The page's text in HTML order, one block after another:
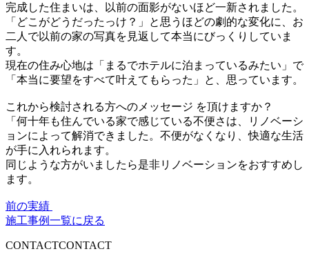
完成した住まいは、以前の面影がないほど一新されました。
「どこがどうだったっけ？」と思うほどの劇的な変化に、お
二人で以前の家の写真を見返して本当にびっくりしていま
す。
現在の住み心地は「まるでホテルに泊まっているみたい」で
「本当に要望をすべて叶えてもらった」と、思っています。
これから検討される方へのメッセージ を頂けますか？
「何十年も住んでいる家で感じている不便さは、リノベーシ
ョンによって解消できました。不便がなくなり、快適な生活
が手に入れられます。
同じような方がいましたら是非リノベーションをおすすめし
ます。
前の実績
施工事例一覧に戻る
CONTACTCONTACT